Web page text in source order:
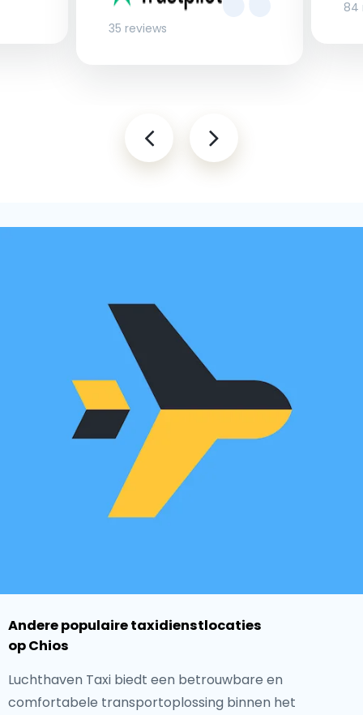
35 reviews
84
Andere populaire taxidienstlocaties
op Chios
Luchthaven Taxi biedt een betrouwbare en
comfortabele transportoplossing binnen het